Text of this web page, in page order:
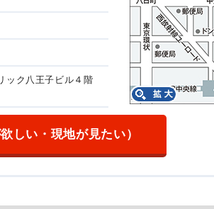
ック八王子ビル４階
欲しい・現地が見たい）